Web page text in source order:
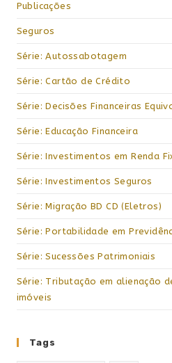
Publicações
Seguros
Série: Autossabotagem
Série: Cartão de Crédito
Série: Decisões Financeiras
Série: Educação Financeira
Série: Investimentos em Renda
Série: Investimentos Seguros
Série: Migração BD CD (Eletros)
Série: Portabilidade em
Série: Sucessões Patrimoniais
Série: Tributação em alienação
imóveis
Tags